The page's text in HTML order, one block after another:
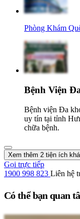
Phòng Khám
Bệnh Viện
Bệnh viện Đa
uy tín tại tỉnh
chữa bệnh.
Xem thêm 2 tiện ích
Gọi trực tiếp
1900 998 823 Liên hệ
Có thể bạn quan